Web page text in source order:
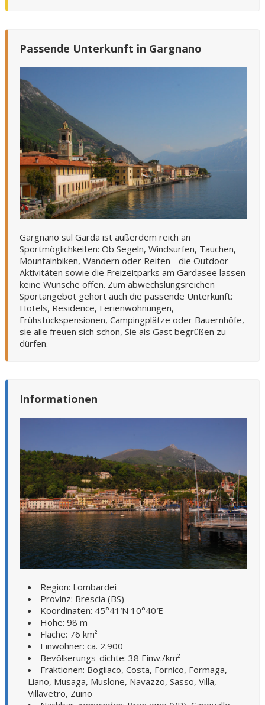
Passende Unterkunft in Gargnano
Gargnano sul Garda ist außerdem reich an
Sportmöglichkeiten: Ob Segeln, Windsurfen, Tauchen,
Mountainbiken, Wandern oder Reiten - die Outdoor
Aktivitäten sowie die Freizeitparks am Gardasee lassen
keine Wünsche offen. Zum abwechslungsreichen
Sportangebot gehört auch die passende Unterkunft:
Hotels, Residence, Ferienwohnungen,
Frühstückspensionen, Campingplätze oder Bauernhöfe,
sie alle freuen sich schon, Sie als Gast begrüßen zu
dürfen.
Informationen
Region: Lombardei
Provinz: Brescia (BS)
Koordinaten: 45°41′N 10°40′E
Höhe: 98 m
Fläche: 76 km²
Einwohner: ca. 2.900
Bevölkerungs-dichte: 38 Einw./km²
Fraktionen: Bogliaco, Costa, Fornico, Formaga,
Liano, Musaga, Muslone, Navazzo, Sasso, Villa,
Villavetro, Zuino